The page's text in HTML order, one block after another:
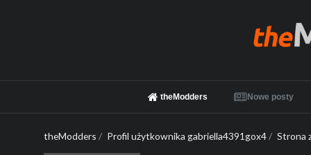
theModders Nowe posty
theModders / Profil użytkownika gabriella4391gox4/ Strona